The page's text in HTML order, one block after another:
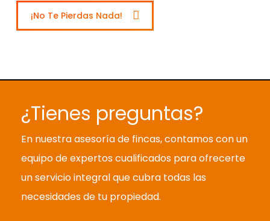
¡No Te Pierdas Nada!
¿Tienes preguntas?
En nuestra asesoría de fincas, contamos con un
equipo de expertos cualificados para ofrecerte
un servicio integral que cubra todas las
necesidades de tu propiedad.